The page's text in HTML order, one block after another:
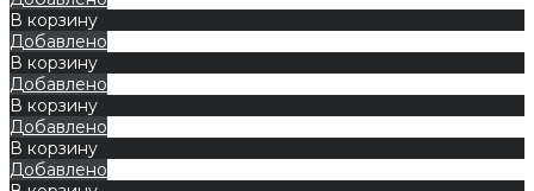
В корзину
Добавлено
В корзину
Добавлено
В корзину
Добавлено
В корзину
Добавлено